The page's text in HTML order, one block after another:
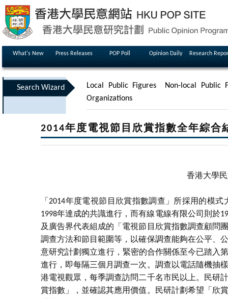
What's New Press Releases POP Poll Opinion Daily Research
Search Wizard Local Public Figures
Non-local Public
Organizations
2014年度電視節目欣賞指數全年綜合
香港大學
「2014年度電視節目欣賞指數調查」所採用的模
1998年達成的共識進行，而有線電線有限公司則於
及廣告界代表組成的「電視節目欣賞指數調查顧問
調查方法和節目範圍等，以確保調查能夠在公平、
意研究計劃獨立進行，緊密的合作關係至今已踏入
進行，即每隔三個月調查一次。調查以電話隨機抽
港電視觀眾，每季調查訪問二千名市民以上。民研
賞指數」，並確認其應用價值。民研計劃希望「欣